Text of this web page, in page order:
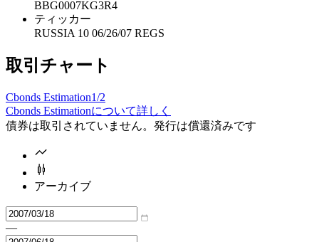
BBG0007KG3R4
ティッカー
RUSSIA 10 06/26/07 REGS
取引チャート
Cbonds Estimation1/2
Cbonds Estimationについて詳しく
債券は取引されていません。発行は償還済みです
アーカイブ
—